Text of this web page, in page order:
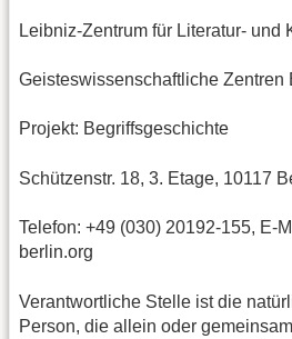
Leibniz-Zentrum für Literatur- und
Geisteswissenschaftliche Zentren
Projekt: Begriffsgeschichte
Schützenstr. 18, 3. Etage, 10117
Telefon: +49 (030) 20192-155, E-
berlin.org
Verantwortliche Stelle ist die
Person, die allein oder